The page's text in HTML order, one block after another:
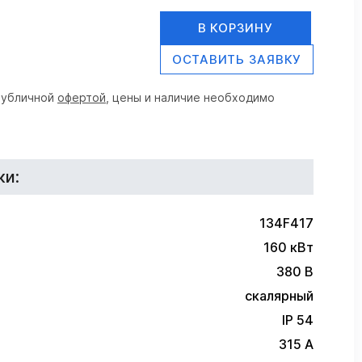
В КОРЗИНУ
ОСТАВИТЬ ЗАЯВКУ
офертой , цены и наличие необходимо
134F417
160 кВт
380 В
скалярный
IP 54
315 А